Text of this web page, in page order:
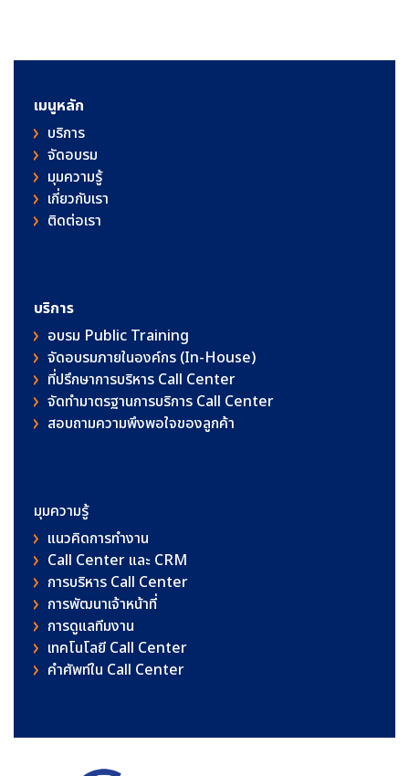
เมนูหลัก
บริการ
จัดอบรม
มุมความรู้
เกี่ยวกับเรา
ติดต่อเรา
บริการ
อบรม Public Training
จัดอบรมภายในองค์กร (In-House)
ที่ปรึกษาการบริหาร Call Center
จัดทำมาตรฐานการบริการ Call Center
สอบถามความพึงพอใจของลูกค้า
มุมความรู้
แนวคิดการทำงาน
Call Center และ CRM
การบริหาร Call Center
การพัฒนาเจ้าหน้าที่
การดูแลทีมงาน
เทคโนโลยี Call Center
คําศัพท์ใน Call Center